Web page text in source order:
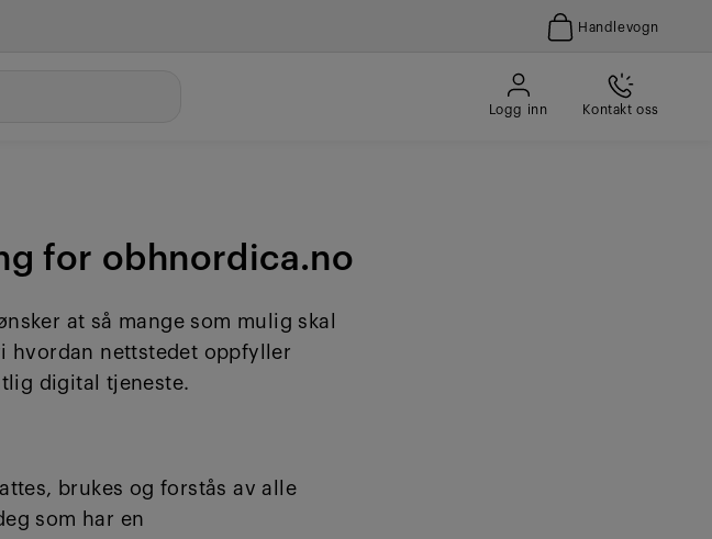
Handlevogn
Logg inn Kontakt oss
for obhnordica.no
at så mange som mulig skal
hvordan nettstedet oppfyller
digital tjeneste.
brukes og forstås av alle
som har en